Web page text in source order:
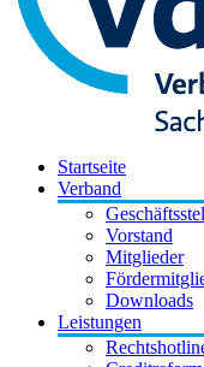
Startseite
Verband
Vorstand
Mitglieder
Downloads
Leistungen